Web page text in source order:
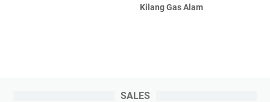
Kilang Gas Alam
SALES